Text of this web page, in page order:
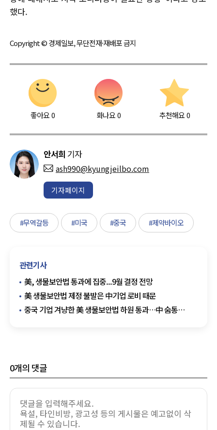
했다.
Copyright © 경제일보, 무단전재·재배포 금지
좋아요0 화나요0 추천해요 0
안서희 기자
ash990@kyungjeilbo.com
기자페이지
#무역갈등 #미국 #중국 #제약바이오
관련기사
美, 생물보안법 통과에 집중...9월 결정 전망
美 생물보안법 제정 불발은 中기업 로비 때문
중국 기업 겨냥한 美 생물보안법 하원 통과…中 숨통
0개의 댓글